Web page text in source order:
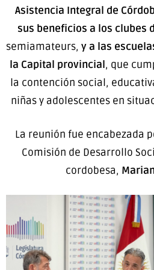
Asistencia Integral de
sus beneficios a los clubes
semiamateurs, y a las
la Capital provincial, que
la contención social,
niñas y adolescentes en
La reunión fue encabezada
Comisión de Desarrollo
cordobesa,